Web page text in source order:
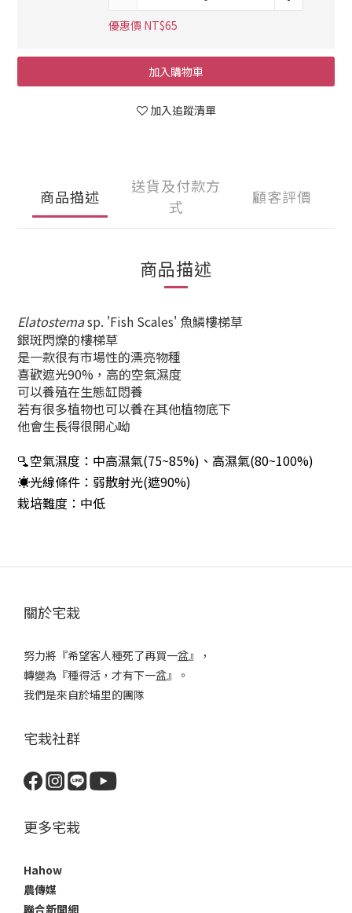
優惠價 NT$65
加入購物車
加入追蹤清單
商品描述
送貨及付款方
式
顧客評價
商品描述
Elatostemasp. 'Fish Scales' 魚鱗樓梯草
銀斑閃爍的樓梯草
是一款很有市場性的漂亮物種
喜歡遮光90%，高的空氣濕度
可以養殖在生態缸悶養
若有很多植物也可以養在其他植物底下
他會生長得很開心呦
🫗空氣濕度：中高濕氣(75~85%)、高濕氣(80~100%)
☀️光線條件：弱散射光(遮90%)
栽培難度：中低
關於宅栽
努力將『希望客人種死了再買一盆』，
轉變為『種得活，才有下一盆』。
我們是來自於埔里的團隊
宅栽社群
更多宅栽
Hahow
農傳媒
聯合新聞網